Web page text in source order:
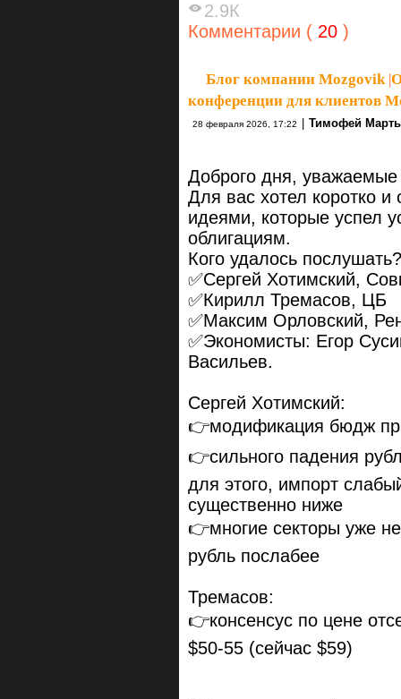
2.9К
Комментарии ( 20 )
Блог компании Mozgovik|
конференции для клиентов
28 февраля 2026, 17:22 Тимофей
Доброго дня, уважаемые
Для вас хотел коротко
идеями, которые успел
облигациям.
Кого удалось послушать?
✅Сергей Хотимский,
✅Кирилл Тремасов, ЦБ
✅Максим Орловский,
✅Экономисты: Егор
Васильев.
Сергей Хотимский:
👉модификация бюдж
👉сильного падения
для этого, импорт
существенно ниже
👉многие секторы уже
рубль послабее
Тремасов:
👉консенсус по цене
$50-55 (сейчас $59)